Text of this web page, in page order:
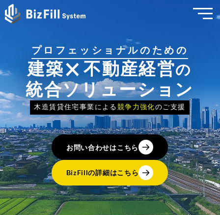
プロフェッショナルのための
建築×不動産経営の
統合ソリューション
木造賃貸住宅事業による競争力強化のご支援
お問い合わせはこちら
BizFillの詳細はこちら